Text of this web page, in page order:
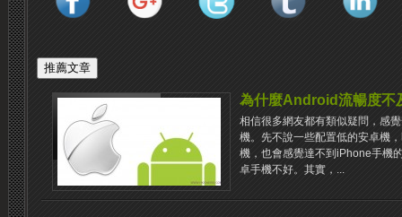
為什麼Android流暢度不
相信很多網友都有類似疑問，感
機。先不說一些配置低的安卓機
機，也會感覺達不到iPhone手機
卓手機不好。其實，...